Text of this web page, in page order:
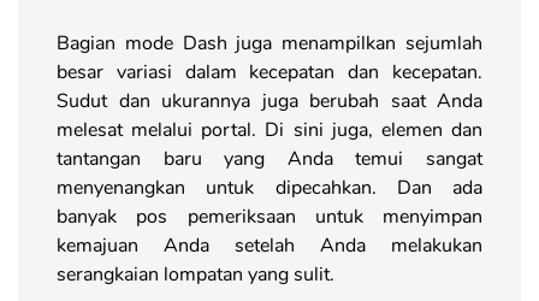
Bagian mode Dash juga menampilkan sejumlah
besar variasi dalam kecepatan dan kecepatan.
Sudut dan ukurannya juga berubah saat Anda
melesat melalui portal. Di sini juga, elemen dan
tantangan baru yang Anda temui sangat
menyenangkan untuk dipecahkan. Dan ada
banyak pos pemeriksaan untuk menyimpan
kemajuan Anda setelah Anda melakukan
serangkaian lompatan yang sulit.